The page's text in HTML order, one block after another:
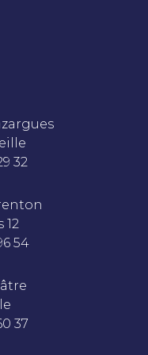
32
12
54
37